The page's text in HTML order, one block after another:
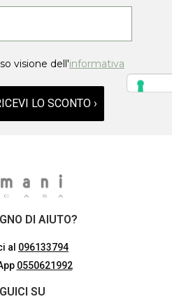
visione dell'informativa
LO SCONTO ›
DI AIUTO?
al 096133794
0550621992
SU